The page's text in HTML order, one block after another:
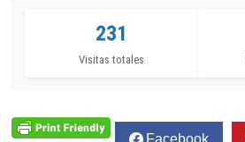
231
Visitas totales
Facebook